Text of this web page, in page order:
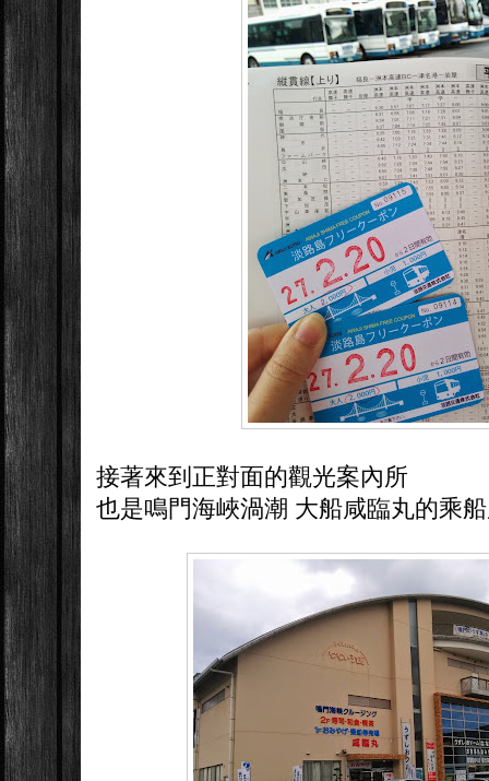
接著來到正對面的觀光案內所
也是鳴門海峽渦潮 大船咸臨丸的乘